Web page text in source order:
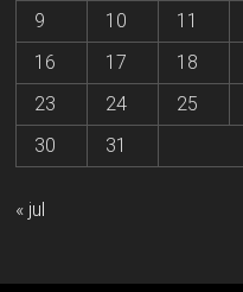
9
10 11
16
17 18
23
24 25
30
31
« jul